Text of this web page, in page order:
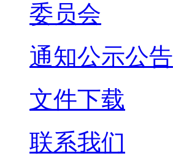
委员会
通知公示公告
文件下载
联系我们